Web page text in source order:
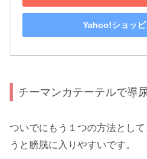
Yahoo!ショッピ
チーマンカテーテルで導
ついでにもう１つの方法とし
うと膀胱に入りやすいです。